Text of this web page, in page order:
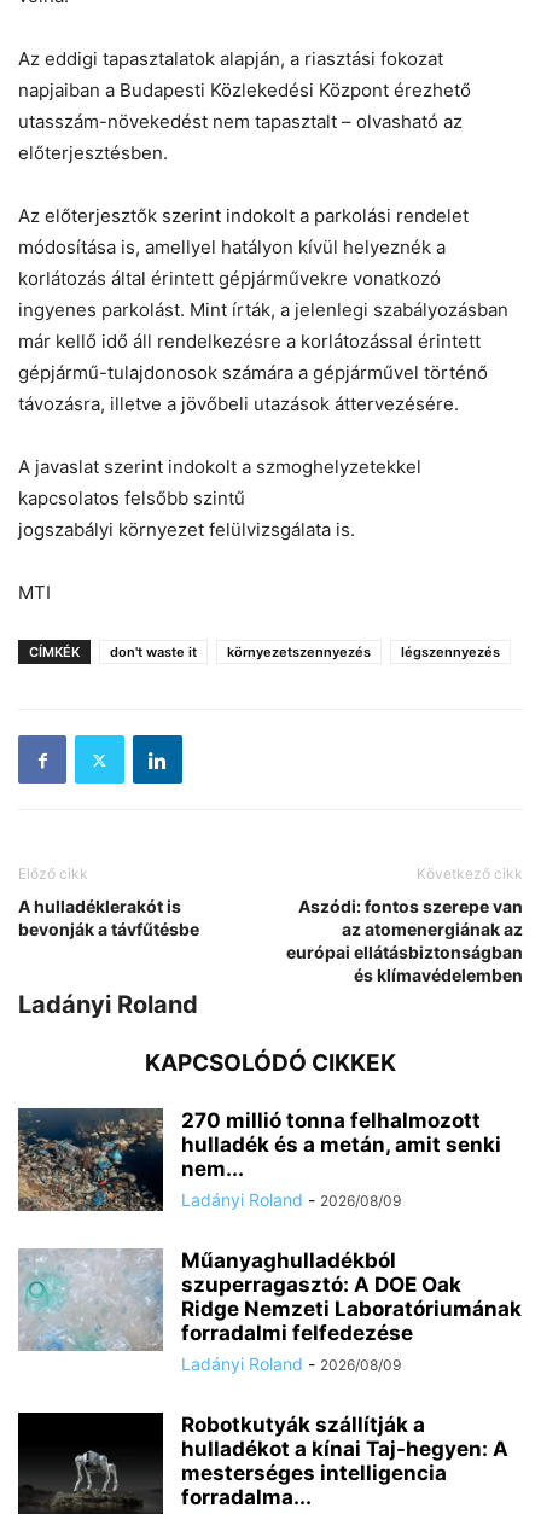
Az eddigi tapasztalatok alapján, a riasztási fokozat
napjaiban a Budapesti Közlekedési Központ érezhető
utasszám-növekedést nem tapasztalt – olvasható az
előterjesztésben.
Az előterjesztők szerint indokolt a parkolási rendelet
módosítása is, amellyel hatályon kívül helyeznék a
korlátozás által érintett gépjárművekre vonatkozó
ingyenes parkolást. Mint írták, a jelenlegi szabályozásban
már kellő idő áll rendelkezésre a korlátozással érintett
gépjármű-tulajdonosok számára a gépjárművel történő
távozásra, illetve a jövőbeli utazások áttervezésére.
A javaslat szerint indokolt a szmoghelyzetekkel
kapcsolatos felsőbb szintű
jogszabályi környezet felülvizsgálata is.
MTI
CÍMKÉK don't waste it környezetszennyezés légszennyezés
Előző cikk
A hulladéklerakót is
bevonják a távfűtésbe
Következő cikk
Aszódi: fontos szerepe van
az atomenergiának az
európai ellátásbiztonságban
és klímavédelemben
Ladányi Roland
KAPCSOLÓDÓ CIKKEK
270 millió tonna felhalmozott
hulladék és a metán, amit senki
nem...
Ladányi Roland - 2026/08/09
Műanyaghulladékból
szuperragasztó: A DOE Oak
Ridge Nemzeti Laboratóriumának
forradalmi felfedezése
Ladányi Roland - 2026/08/09
Robotkutyák szállítják a
hulladékot a kínai Taj-hegyen: A
mesterséges intelligencia
forradalma...